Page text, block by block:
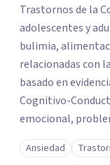
Trastornos de la
adolescentes y
bulimia,
relacionadas con
basado en
Cognitivo-Conductual (TCC).
emocional,
desarrollo de
población infantil
Ansiedad